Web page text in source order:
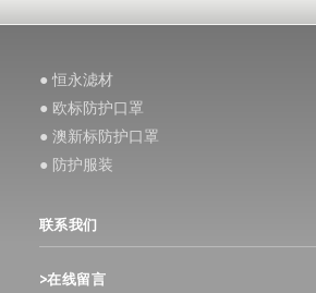
● 恒永滤材
● 欧标防护口罩
● 澳新标防护口罩
● 防护服装
联系我们
>在线留言